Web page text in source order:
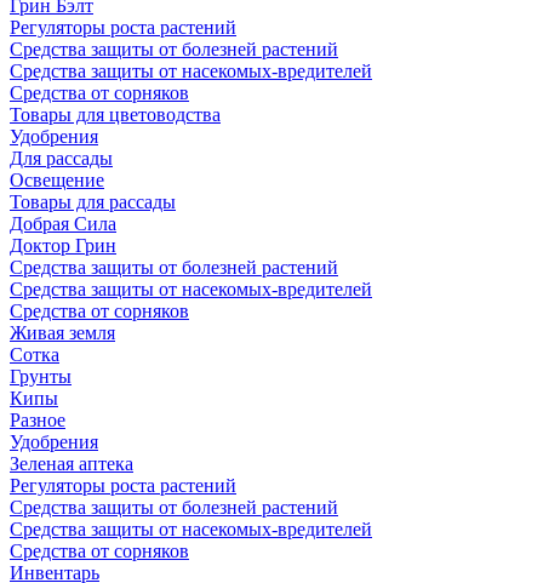
Грин Бэлт
Регуляторы роста растений
Средства защиты от болезней растений
Средства защиты от насекомых-вредителей
Средства от сорняков
Товары для цветоводства
Удобрения
Для рассады
Освещение
Товары для рассады
Добрая Сила
Доктор Грин
Средства защиты от болезней растений
Средства защиты от насекомых-вредителей
Средства от сорняков
Живая земля
Сотка
Грунты
Кипы
Разное
Удобрения
Зеленая аптека
Регуляторы роста растений
Средства защиты от болезней растений
Средства защиты от насекомых-вредителей
Средства от сорняков
Инвентарь